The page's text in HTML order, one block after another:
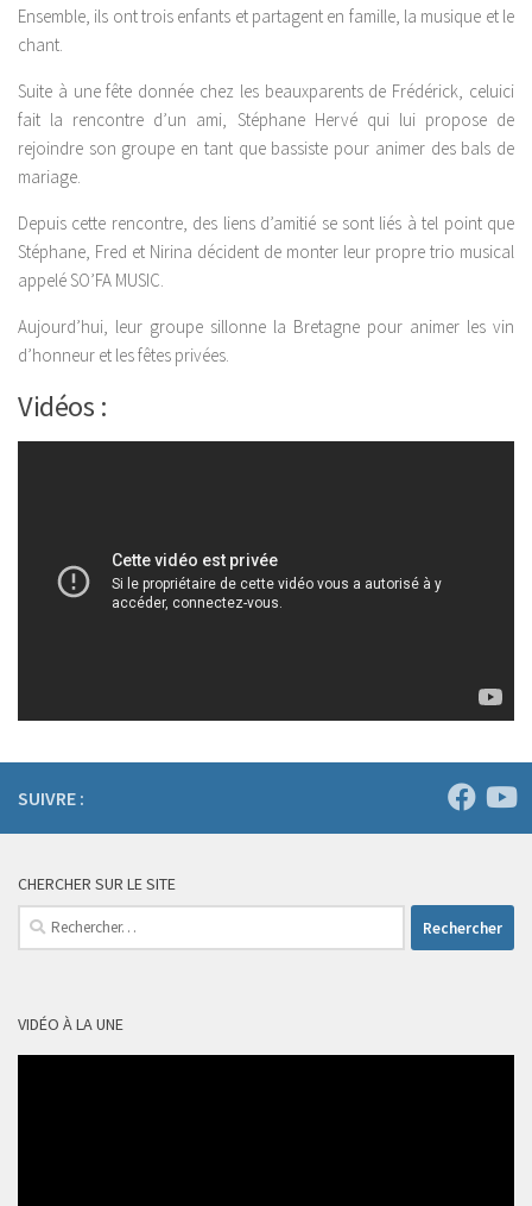
Ensemble, ils ont trois enfants et partagent en famille, la musique et le
chant.
Suite à une fête donnée chez les beaux­parents de Frédérick, celui­ci
fait la rencontre d’un ami, Stéphane Hervé qui lui propose de
rejoindre son groupe en tant que bassiste pour animer des bals de
mariage.
Depuis cette rencontre, des liens d’amitié se sont liés à tel point que
Stéphane, Fred et Nirina décident de monter leur propre trio musical
appelé SO’FA MUSIC.
Aujourd’hui, leur groupe sillonne la Bretagne pour animer les vin
d’honneur et les fêtes privées.
Vidéos :
SUIVRE :
CHERCHER SUR LE SITE
Rechercher :
VIDÉO À LA UNE